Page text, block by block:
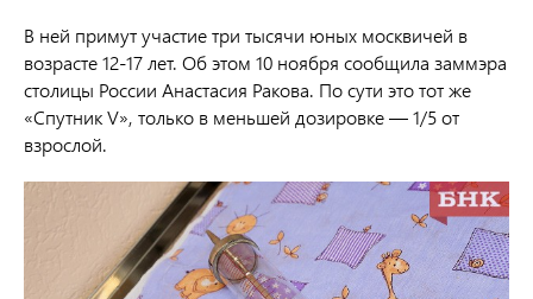
В ней примут участие три тысячи юных москвичей в
возрасте 12-17 лет. Об этом 10 ноября сообщила заммэра
столицы России Анастасия Ракова. По сути это тот же
«Спутник V», только в меньшей дозировке — 1/5 от
взрослой.